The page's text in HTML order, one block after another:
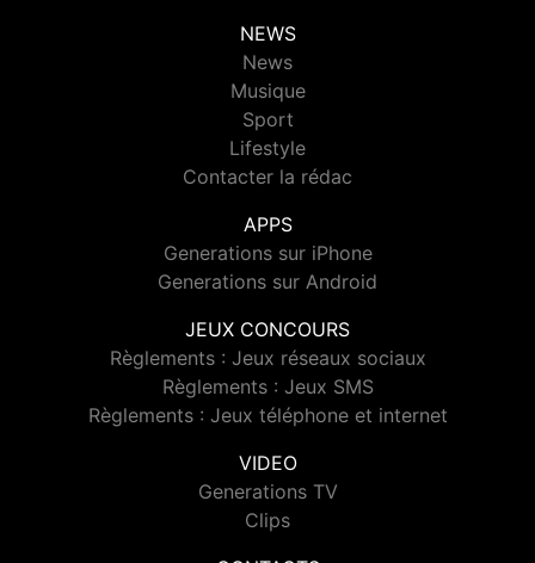
NEWS
News
Musique
Sport
Lifestyle
Contacter la rédac
APPS
Generations sur iPhone
Generations sur Android
JEUX CONCOURS
Règlements : Jeux réseaux sociaux
Règlements : Jeux SMS
Règlements : Jeux téléphone et internet
VIDEO
Generations TV
Clips